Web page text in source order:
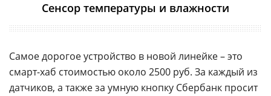
Сенсор температуры и влажности
Самое дорогое устройство в новой линейке – это
смарт-хаб стоимостью около 2500 руб. За каждый из
датчиков, а также за умную кнопку Сбербанк просит